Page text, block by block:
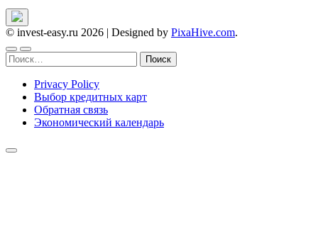
© invest-easy.ru 2026 | Designed by PixaHive.com.
Найти:
Privacy Policy
Выбор кредитных карт
Обратная связь
Экономический календарь